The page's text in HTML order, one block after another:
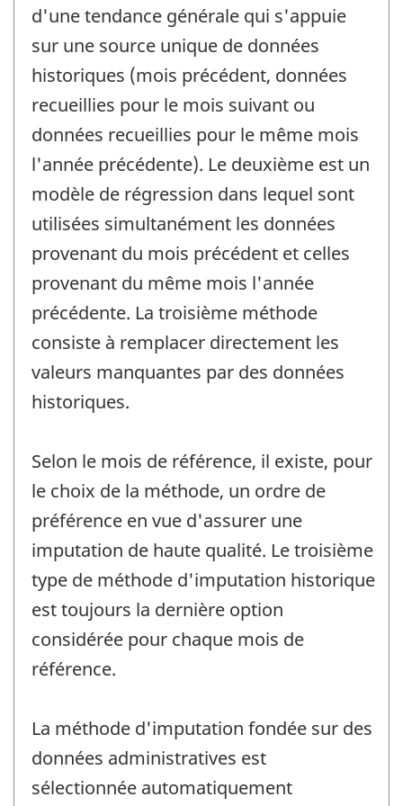
d'une tendance générale qui s'appuie
sur une source unique de données
historiques (mois précédent, données
recueillies pour le mois suivant ou
données recueillies pour le même mois
l'année précédente). Le deuxième est un
modèle de régression dans lequel sont
utilisées simultanément les données
provenant du mois précédent et celles
provenant du même mois l'année
précédente. La troisième méthode
consiste à remplacer directement les
valeurs manquantes par des données
historiques.
Selon le mois de référence, il existe, pour
le choix de la méthode, un ordre de
préférence en vue d'assurer une
imputation de haute qualité. Le troisième
type de méthode d'imputation historique
est toujours la dernière option
considérée pour chaque mois de
référence.
La méthode d'imputation fondée sur des
données administratives est
sélectionnée automatiquement